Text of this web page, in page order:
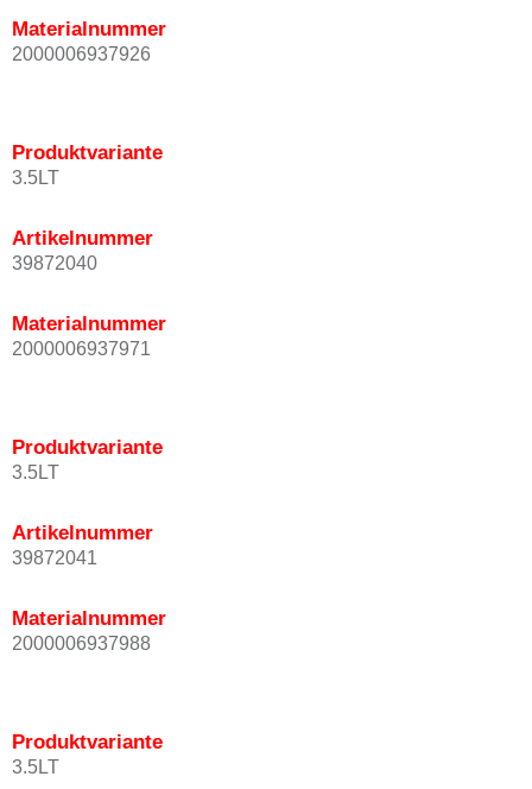
Materialnummer
2000006937926
Produktvariante
3.5LT
Artikelnummer
39872040
Materialnummer
2000006937971
Produktvariante
3.5LT
Artikelnummer
39872041
Materialnummer
2000006937988
Produktvariante
3.5LT